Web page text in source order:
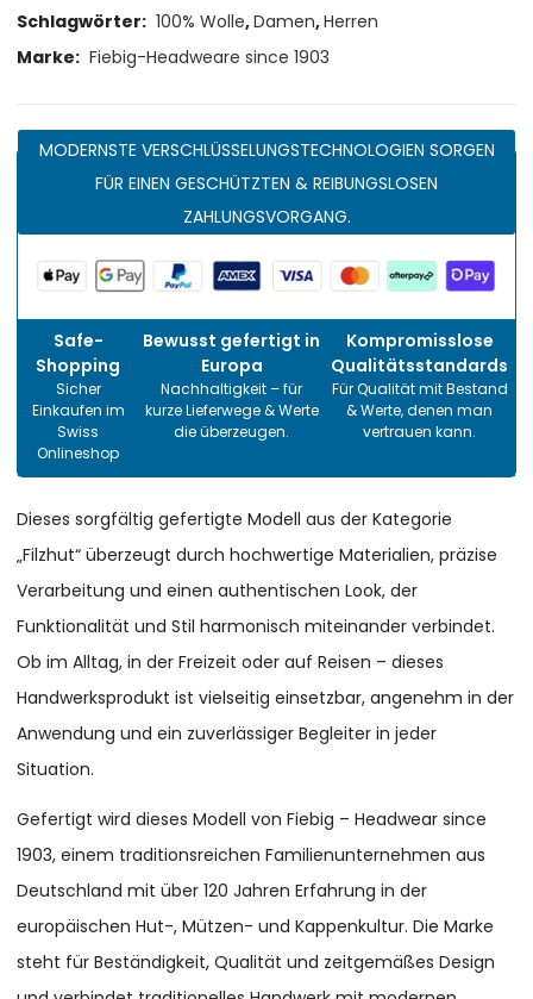
Schlagwörter: 100% Wolle,Damen,Herren
Marke: Fiebig-Headweare since 1903
MODERNSTE VERSCHLÜSSELUNGSTECHNOLOGIEN SORGEN
FÜR EINEN GESCHÜTZTEN & REIBUNGSLOSEN
ZAHLUNGSVORGANG.
Safe-
Shopping
Sicher
Einkaufen im
Swiss
Onlineshop
Bewusst gefertigt in
Europa
Nachhaltigkeit – für
kurze Lieferwege & Werte
die überzeugen.
Kompromisslose
Qualitätsstandards
Für Qualität mit Bestand
& Werte, denen man
vertrauen kann.
Dieses sorgfältig gefertigte Modell aus der Kategorie
„Filzhut“ überzeugt durch hochwertige Materialien, präzise
Verarbeitung und einen authentischen Look, der
Funktionalität und Stil harmonisch miteinander verbindet.
Ob im Alltag, in der Freizeit oder auf Reisen – dieses
Handwerksprodukt ist vielseitig einsetzbar, angenehm in der
Anwendung und ein zuverlässiger Begleiter in jeder
Situation.
Gefertigt wird dieses Modell von Fiebig – Headwear since
1903, einem traditionsreichen Familienunternehmen aus
Deutschland mit über 120 Jahren Erfahrung in der
europäischen Hut-, Mützen- und Kappenkultur. Die Marke
steht für Beständigkeit, Qualität und zeitgemäßes Design